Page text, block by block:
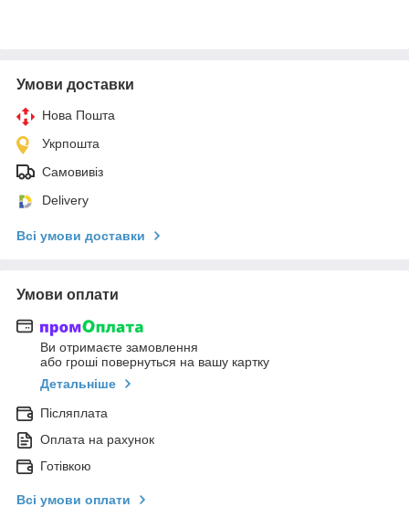
Умови доставки
Нова Пошта
Укрпошта
Самовивіз
Delivery
Всі умови доставки
Умови оплати
Ви отримаєте замовлення
або гроші повернуться на вашу картку
Детальніше
Післяплата
Оплата на рахунок
Готівкою
Всі умови оплати